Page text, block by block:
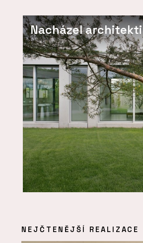
Nacházel architekti
NEJČTENĚJŠÍ REALIZACE